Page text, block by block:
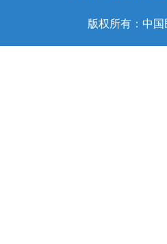
版权所有：中